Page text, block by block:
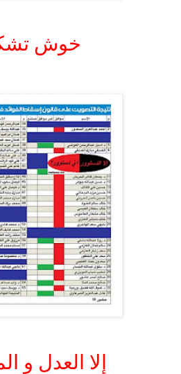
خوش
إلا العدل و